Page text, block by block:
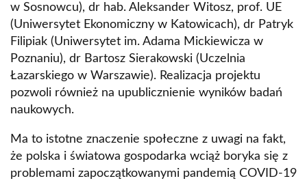
w Sosnowcu), dr hab. Aleksander Witosz, prof. UE
(Uniwersytet Ekonomiczny w Katowicach), dr Patryk
Filipiak (Uniwersytet im. Adama Mickiewicza w
Poznaniu), dr Bartosz Sierakowski (Uczelnia
Łazarskiego w Warszawie). Realizacja projektu
pozwoli również na upublicznienie wyników badań
naukowych.
Ma to istotne znaczenie społeczne z uwagi na fakt,
że polska i światowa gospodarka wciąż boryka się z
problemami zapoczątkowanymi pandemią COVID-19